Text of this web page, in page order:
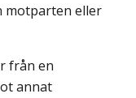
motparten eller
från en
annat